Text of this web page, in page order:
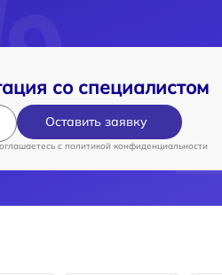
со специалистом
Оставить заявку
c политикой конфиденциальности